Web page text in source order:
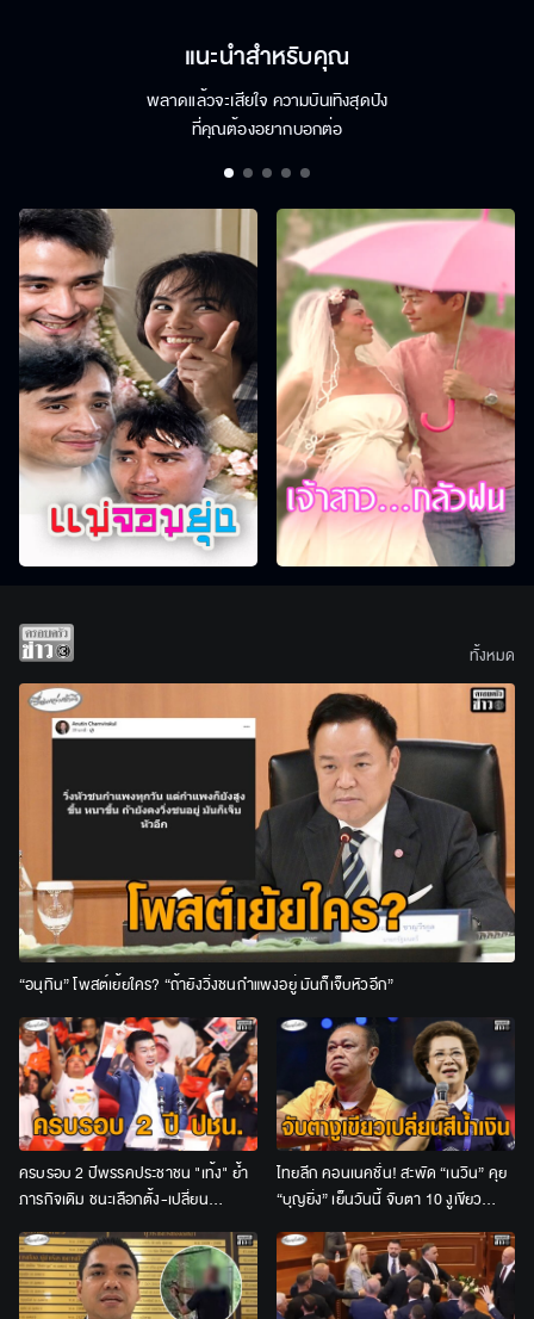
แนะนำสำหรับคุณ
พลาดแล้วจะเสียใจ ความบันเทิงสุดปัง
ที่คุณต้องอยากบอกต่อ
“อนุทิน” โพสต์เย้ยใคร? “ถ้ายังวิ่งชนกำแพงอยู่ มันก็เจ็บหัวอีก”
ครบรอบ 2 ปีพรรคประชาชน "เท้ง" ย้ำ
ภารกิจเดิม ชนะเลือกตั้ง-เปลี่ยน
ประเทศ-คืนอำนาจให้ประชาชน
ไทยลีก คอนเนคชั่น! สะพัด “เนวิน” คุย
“บุญยิ่ง” เย็นวันนี้ จับตา 10 งูเขียว
เปลี่ยนสีน้ำเงินหรือไม่
ทั้งหมด